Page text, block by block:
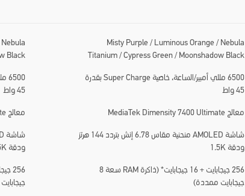
Misty Purple / Luminous Orange / Nebula
Titanium / Cypress Green / Moonshadow Black
6500 مللي أمبير/الساعة، خاصية Super Charge بقدرة
45 واط
معالج MediaTek Dimensity 7400 Ultimate
شاشة AMOLED منحنية مقاس 6.78 إنش بتردد 144 هرتز
ودقة 1.5K
256 جيجابايت + 16 جيجابايت* (ذاكرة RAM سعة 8
جيجابايت ممددة)
Black
45 واط
معالج MediaTek Dimensity G200 Ultimate
ودقة 1.5K